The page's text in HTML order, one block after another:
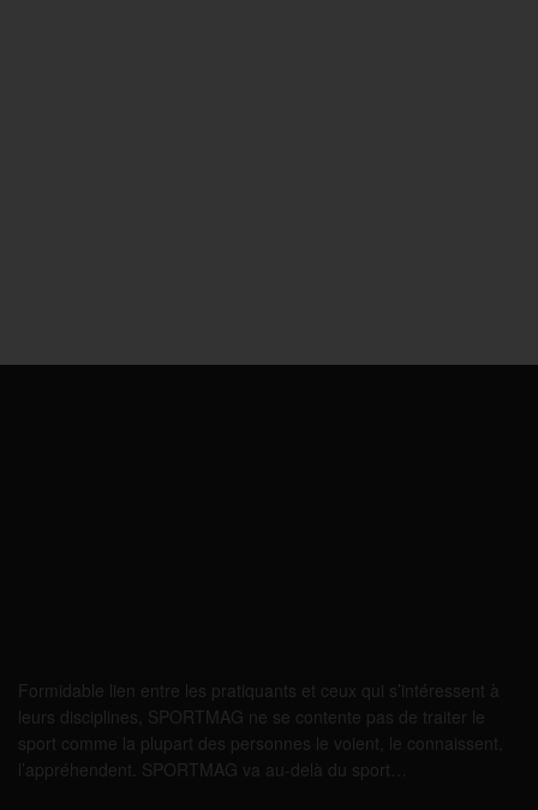
Formidable lien entre les pratiquants et ceux qui s’intéressent à
leurs disciplines, SPORTMAG ne se contente pas de traiter le
sport comme la plupart des personnes le voient, le connaissent,
l’appréhendent. SPORTMAG va au-delà du sport…